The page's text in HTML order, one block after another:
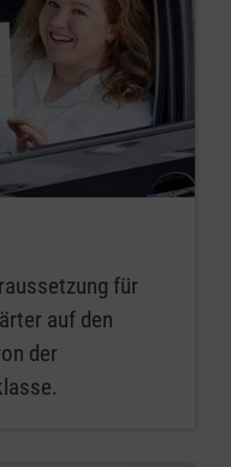
für
auf den
der